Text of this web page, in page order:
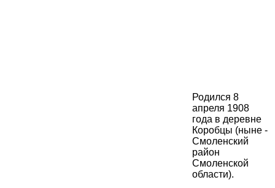
Родился 8
апреля 1908
года в деревне
Коробцы (ныне -
Смоленский
район
Смоленской
области).